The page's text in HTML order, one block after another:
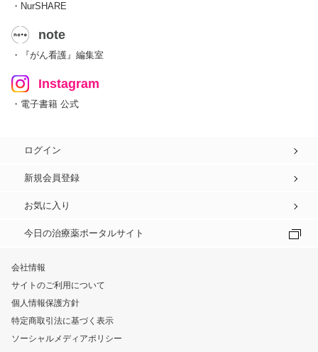
・NurSHARE
note
・『がん看護』編集室
Instagram
・電子書籍 公式
ログイン
新規会員登録
お気に入り
今日の治療薬ポータルサイト
会社情報
サイトのご利用について
個人情報保護方針
特定商取引法に基づく表示
ソーシャルメディアポリシー